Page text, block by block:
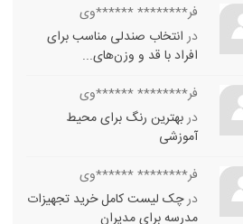
فر******** ******وی
در انتخاب صندلی مناسب برای
افراد با قد و وزن‌های...
فر******** ******وی
دربهترین رنگ برای محیط
آموزشی
فر******** ******وی
درچک لیست کامل خرید تجهیزات
مدرسه برای مدیران